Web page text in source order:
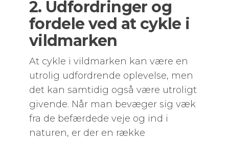
2. Udfordringer og
fordele ved at cykle i
vildmarken
At cykle i vildmarken kan være en
utrolig udfordrende oplevelse, men
det kan samtidig også være utroligt
givende. Når man bevæger sig væk
fra de befærdede veje og ind i
naturen, er der en række